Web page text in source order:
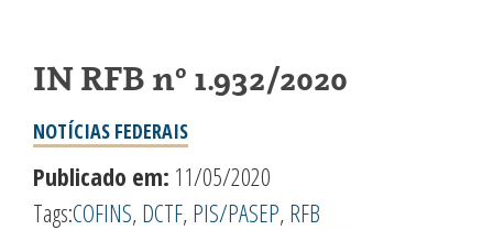
IN RFB nº 1.932/2020
NOTÍCIAS FEDERAIS
Publicado em: 11/05/2020
Tags:COFINS, DCTF, PIS/PASEP, RFB